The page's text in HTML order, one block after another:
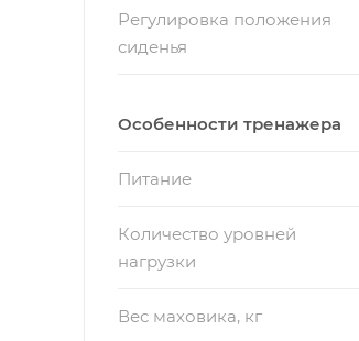
Регулировка положения
сиденья
Особенности тренажера
Питание
Количество уровней
нагрузки
Вес маховика, кг